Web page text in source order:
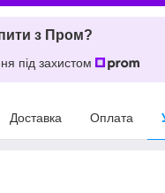
з Пром?
під захистом
Доставка Оплата